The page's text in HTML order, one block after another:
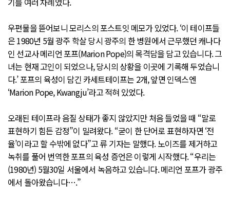
우편물을 뜯어보니 모리스의 포스트잇 메모가 있었다. ‘이 테이프들
은 1980년 5월 광주 학살 당시 광주의 한 병원에서 근무했던 캐나다
인 선교사 메리언 포프(Marion Pope)의 목격담을 담고 있습니다. 그
녀는 현재 고인이 되었으나, 당시의 상황을 이곳에 기록해 두었습니
다.’ 포프의 육성이 담긴 카세트테이프는 2개, 앞면 인덱스엔
‘Marion Pope, Kwangju’라고 적혀 있었다.
오래된 테이프라 음질 상태가 좋지 않았지만 처음 들었을 때 “말로
표현하기 힘든 감정”이 밀려왔다. “굳이 한 단어로 표현하자면 ‘전
율’이라고 할 수밖에 없다”고 류 기자는 말했다. 노이즈를 제거하고
녹취를 풀어 번역한 포프의 육성 증언은 이렇게 시작했다. “우리는
(1980년) 5월30일 서울에서 녹음하고 있습니다. 메리언 포프가 광주
에서 돌아왔습니다….”